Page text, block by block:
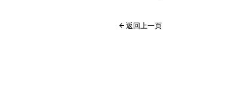
返回上一页